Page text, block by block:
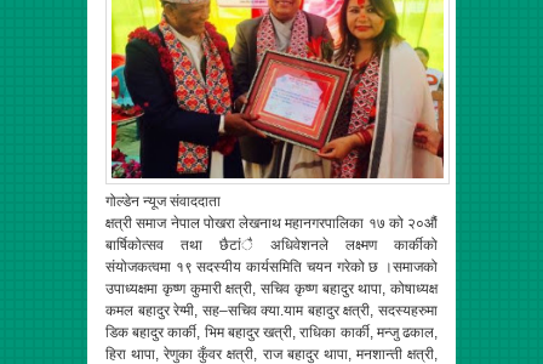
गोल्डेन न्यूज संवाददाता
क्षत्री समाज नेपाल पोखरा लेखनाथ महानगरपालिका १७ को २०औं
बार्षिकोत्सव तथा छैटांै अधिवेशनले लक्ष्मण कार्कीको
संयोजकत्वमा १९ सदस्यीय कार्यसमिति चयन गरेको छ ।समाजको
उपाध्यक्षमा कृष्ण कुमारी क्षत्री, सचिव कृष्ण बहादुर थापा, कोषाध्यक्ष
कमल बहादुर रेग्मी, सह–सचिव क्या.याम बहादुर क्षत्री, सदस्यहरुमा
डिक बहादुर कार्की, भिम बहादुर खत्री, राधिका कार्की, मन्जु ढकाल,
हिरा थापा, रेणुका कुँवर क्षत्री, राज बहादुर थापा, मनशान्ती क्षत्री,